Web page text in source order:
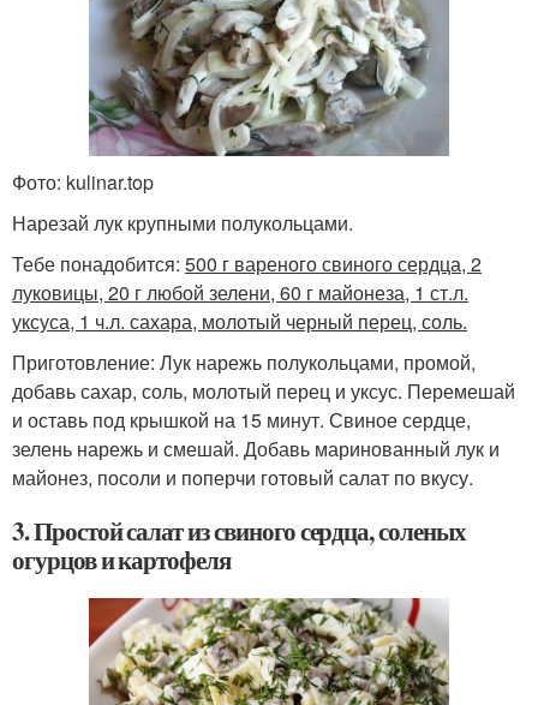
Фото: kulinar.top
Нарезай лук крупными полукольцами.
Тебе понадобится: 500 г вареного свиного сердца, 2
луковицы, 20 г любой зелени, 60 г майонеза, 1 ст.л.
уксуса, 1 ч.л. сахара, молотый черный перец, соль.
Приготовление: Лук нарежь полукольцами, промой,
добавь сахар, соль, молотый перец и уксус. Перемешай
и оставь под крышкой на 15 минут. Свиное сердце,
зелень нарежь и смешай. Добавь маринованный лук и
майонез, посоли и поперчи готовый салат по вкусу.
3. Простой салат из свиного сердца, соленых
огурцов и картофеля